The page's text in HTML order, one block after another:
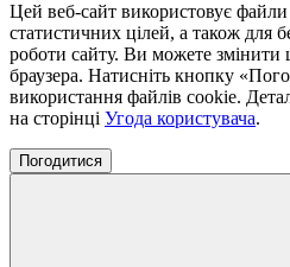
Цей веб-сайт використовує
статистичних цілей, а також для
роботи сайту. Ви можете
браузера. Натисніть кнопку
використання файлів cookie.
на сторінці Угода користувача.
Погодитися